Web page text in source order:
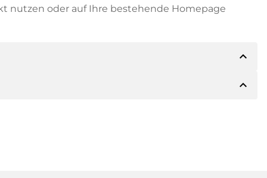
nutzen oder auf Ihre bestehende Homepage
expand_less
der Zahlung mitteilen. Der Inhaber wird Ihnen
expand_less